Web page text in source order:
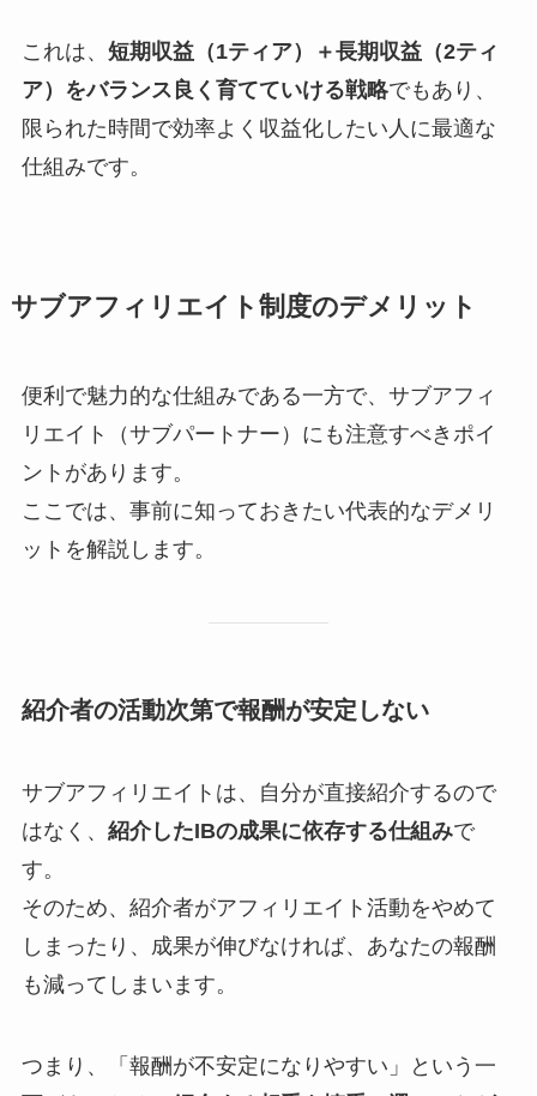
これは、 短期収益（1ティア）＋長期収益（2ティ
ア）をバランス良く育てていける戦略でもあり、
限られた時間で効率よく収益化したい人に最適な
仕組みです。
サブアフィリエイト制度のデメリット
便利で魅力的な仕組みである一方で、サブアフィ
リエイト（サブパートナー）にも注意すべきポイ
ントがあります。
ここでは、事前に知っておきたい代表的なデメリ
ットを解説します。
紹介者の活動次第で報酬が安定しない
サブアフィリエイトは、自分が直接紹介するので
はなく、 紹介したIBの成果に依存する仕組みで
す。
そのため、紹介者がアフィリエイト活動をやめて
しまったり、成果が伸びなければ、あなたの報酬
も減ってしまいます。
つまり、「報酬が不安定になりやすい」という一